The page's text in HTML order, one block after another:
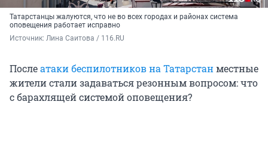
Татарстанцы жалуются, что не во всех городах и районах система
оповещения работает исправно
Источник: Лина Саитова / 116.RU
Послеатаки беспилотников на Татарстанместные
жители стали задаваться резонным вопросом: что
с барахлящей системой оповещения?